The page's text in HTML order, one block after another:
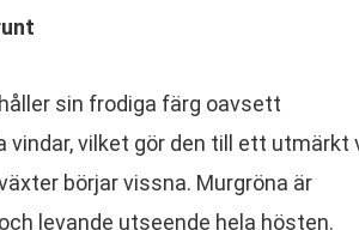
sin frodiga färg oavsett
vilket gör den till ett utmärkt
börjar vissna. Murgröna är
levande utseende hela hösten.